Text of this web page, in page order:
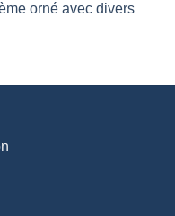
orné avec divers